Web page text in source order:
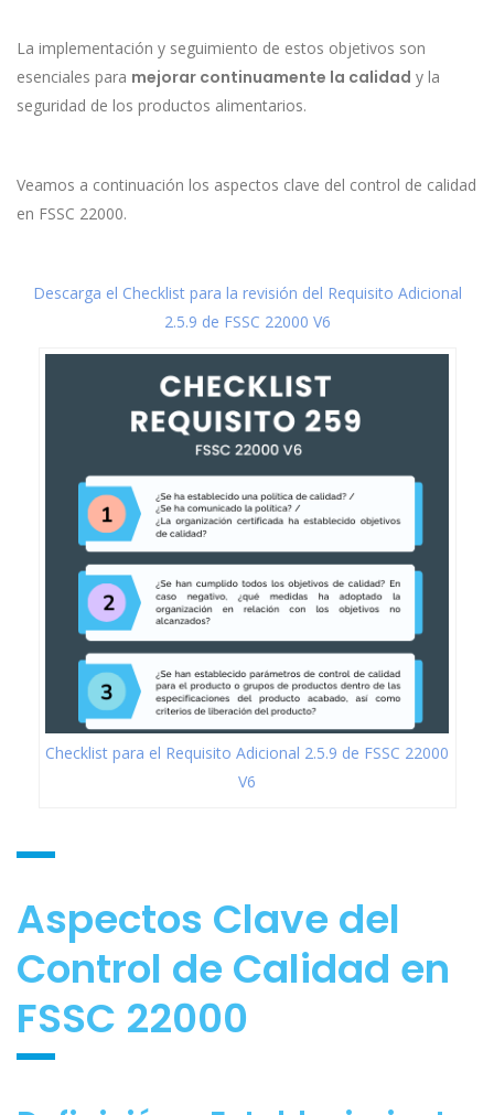
La implementación y seguimiento de estos objetivos son
esenciales para mejorar continuamente la calidad y la
seguridad de los productos alimentarios.
Veamos a continuación los aspectos clave del control de calidad
en FSSC 22000.
Descarga el Checklist para la revisión del Requisito Adicional
2.5.9 de FSSC 22000 V6
Checklist para el Requisito Adicional 2.5.9 de FSSC 22000
V6
Aspectos Clave del
Control de Calidad en
FSSC 22000